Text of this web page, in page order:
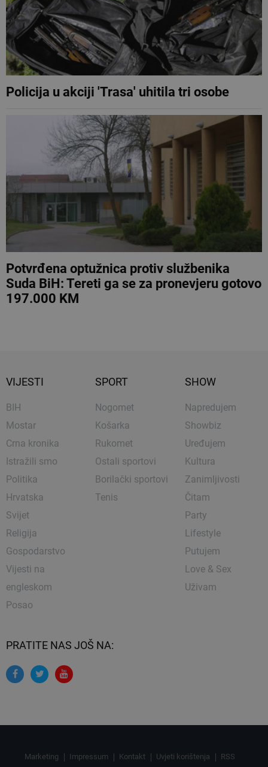
Policija u akciji 'Trasa' uhitila tri osobe
Potvrđena optužnica protiv službenika
Suda BiH: Tereti ga se za pronevjeru gotovo
197.000 KM
VIJESTI
BIH
Mostar
Crna kronika
Istražili smo
Politika
Hrvatska
Svijet
Religija
Gospodarstvo
Vijesti na
engleskom
Posao
SPORT
Nogomet
Košarka
Rukomet
Ostali sportovi
Borilački sportovi
Tenis
SHOW
Napredujem
Showbiz
Uređujem
Kultura
Zanimljivosti
Čitam
Party
Lifestyle
Putujem
Love & Sex
Uživam
PRATITE NAS JOŠ NA:
Marketing Impressum Kontakt Uvjeti korištenja RSS